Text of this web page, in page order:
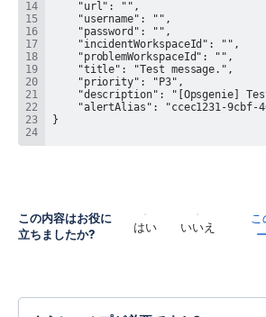
この内容はお役に
立ちましたか?
はい いいえ